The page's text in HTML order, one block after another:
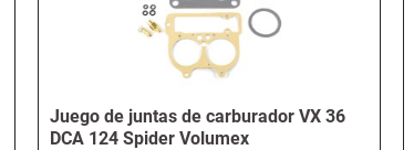
Juego de juntas de carburador VX 36
DCA 124 Spider Volumex